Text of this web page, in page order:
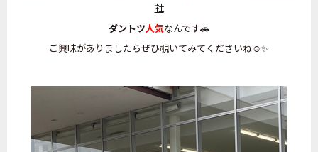
社
ダントツ人気なんです🚗
ご興味がありましたらぜひ覗いてみてくださいね☺️✨